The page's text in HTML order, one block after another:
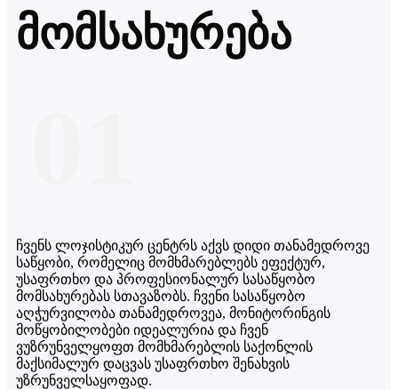
მომსახურება
ჩვენს ლოჯისტიკურ ცენტრს აქვს დიდი თანამედროვე
საწყობი, რომელიც მომხმარებლებს ეფექტურ,
უსაფრთხო და პროფესიონალურ სასაწყობო
მომსახურებას სთავაზობს. ჩვენი სასაწყობო
აღჭურვილობა თანამედროვეა, მონიტორინგის
მოწყობილობები იდეალურია და ჩვენ
ვუზრუნველყოფთ მომხმარებლის საქონლის
მაქსიმალურ დაცვას უსაფრთხო შენახვის
უზრუნველსაყოფად.